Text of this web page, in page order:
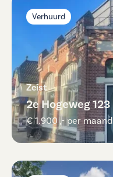
Verhuurd
Zeist
2e Hogeweg 123
€ 1.900 ,- per maand